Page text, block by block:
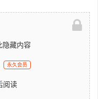
隐藏内容
永久会员
阅读